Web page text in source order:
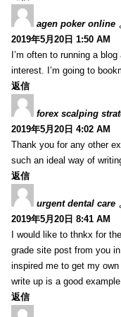
agen poker online
2019年5月20日 1:50 AM
I’m often to running a
interest. I’m going to
返信
forex scalping
2019年5月20日 4:02 AM
Thank you for any other
such an ideal way of
返信
urgent dental care
2019年5月20日 8:41 AM
I would like to thnkx for
grade site post from you
inspired me to get my
write up is a good example
返信